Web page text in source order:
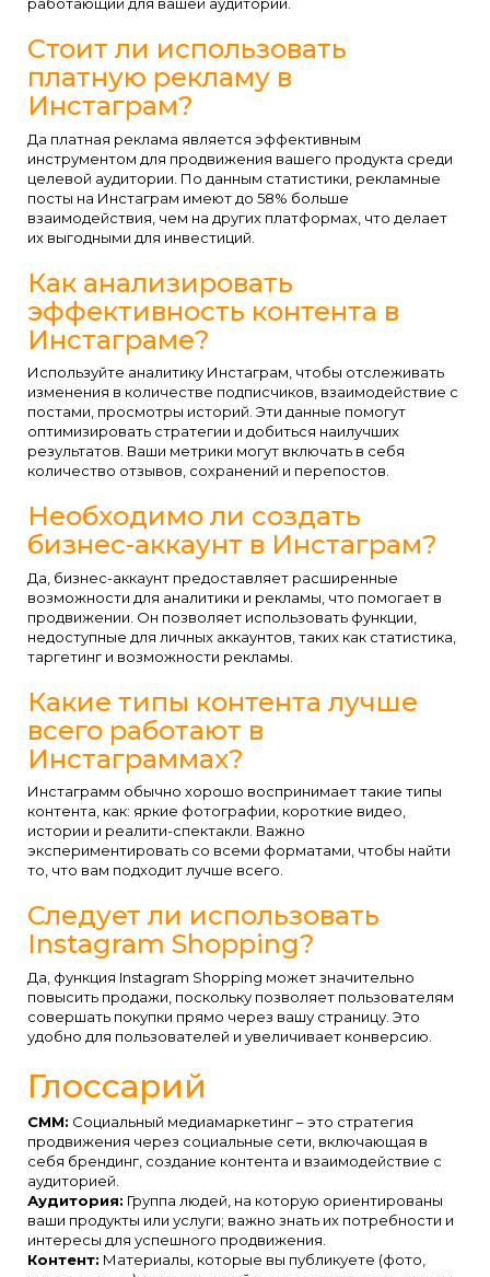
Стоит ли использовать
платную рекламу в
Инстаграм?
Да платная реклама является эффективным
инструментом для продвижения вашего продукта среди
целевой аудитории. По данным статистики, рекламные
посты на Инстаграм имеют до 58% больше
взаимодействия, чем на других платформах, что делает
их выгодными для инвестиций.
Как анализировать
эффективность контента в
Инстаграме?
Используйте аналитику Инстаграм, чтобы отслеживать
изменения в количестве подписчиков, взаимодействие с
постами, просмотры историй. Эти данные помогут
оптимизировать стратегии и добиться наилучших
результатов. Ваши метрики могут включать в себя
количество отзывов, сохранений и перепостов.
Необходимо ли создать
бизнес-аккаунт в Инстаграм?
Да, бизнес-аккаунт предоставляет расширенные
возможности для аналитики и рекламы, что помогает в
продвижении. Он позволяет использовать функции,
недоступные для личных аккаунтов, таких как статистика,
таргетинг и возможности рекламы.
Какие типы контента лучше
всего работают в
Инстаграммах?
Инстаграмм обычно хорошо воспринимает такие типы
контента, как: яркие фотографии, короткие видео,
истории и реалити-спектакли. Важно
экспериментировать со всеми форматами, чтобы найти
то, что вам подходит лучше всего.
Следует ли использовать
Instagram Shopping?
Да, функция Instagram Shopping может значительно
повысить продажи, поскольку позволяет пользователям
совершать покупки прямо через вашу страницу. Это
удобно для пользователей и увеличивает конверсию.
Глоссарий
СММ: Социальный медиамаркетинг – это стратегия
продвижения через социальные сети, включающая в
себя брендинг, создание контента и взаимодействие с
аудиторией.
Аудитория: Группа людей, на которую ориентированы
ваши продукты или услуги; важно знать их потребности и
интересы для успешного продвижения.
Контент: Материалы, которые вы публикуете (фото,